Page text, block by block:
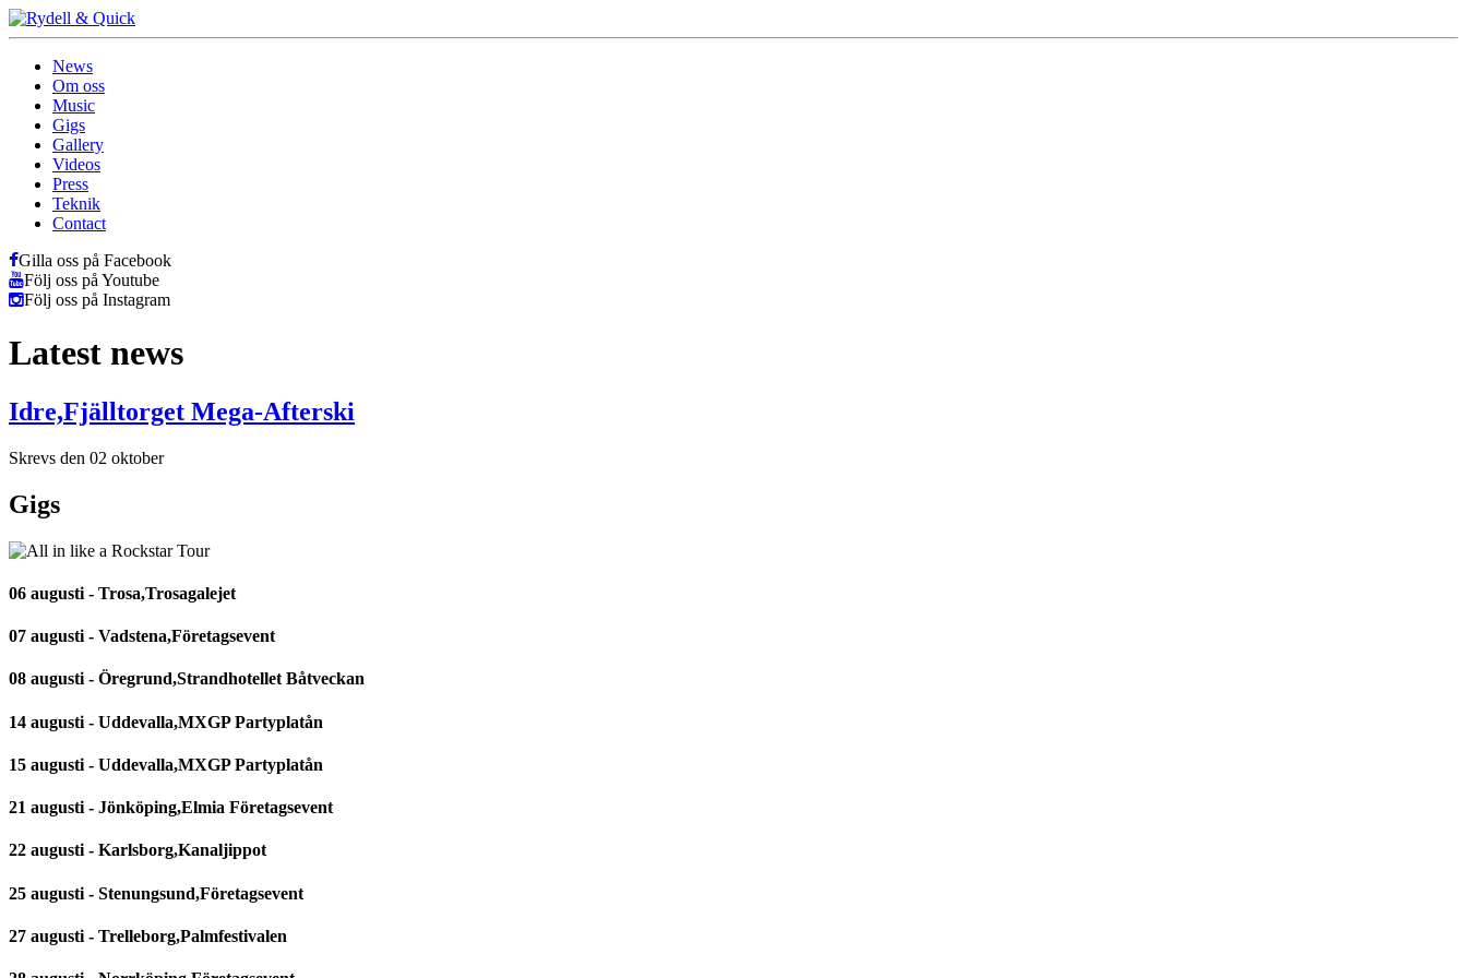
News
Om oss
Music
Gigs
Gallery
Videos
Press
Teknik
Contact
Gilla oss på Facebook
Följ oss på Youtube
Följ oss på Instagram
Latest news
Idre,Fjälltorget Mega-Afterski
Skrevs den 02 oktober
Gigs
06 augusti - Trosa,Trosagalejet
07 augusti - Vadstena,Företagsevent
08 augusti - Öregrund,Strandhotellet Båtveckan
14 augusti - Uddevalla,MXGP Partyplatån
15 augusti - Uddevalla,MXGP Partyplatån
21 augusti - Jönköping,Elmia Företagsevent
22 augusti - Karlsborg,Kanaljippot
25 augusti - Stenungsund,Företagsevent
27 augusti - Trelleborg,Palmfestivalen